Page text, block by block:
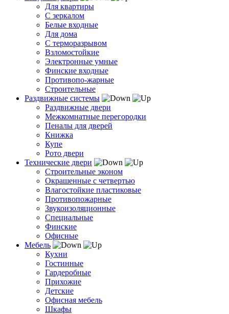
Для квартиры
С зеркалом
Белые входные
Для дома
С терморазрывом
Взломостойкие
Электронные умные
Финские входные
Противопо-жарные
Строительные
Раздвижные системы
Раздвижные двери
Межкомнатные перегородки
Пеналы для дверей
Книжка
Купе
Рото двери
Технические двери
Строительные эконом
Окрашенные с четвертью
Влагостойкие пластиковые
Противопожарные
Звукоизоляционные
Специальные
Финские
Офисные
Мебель
Кухни
Гостинные
Гардеробные
Прихожие
Детские
Офисная мебель
Шкафы